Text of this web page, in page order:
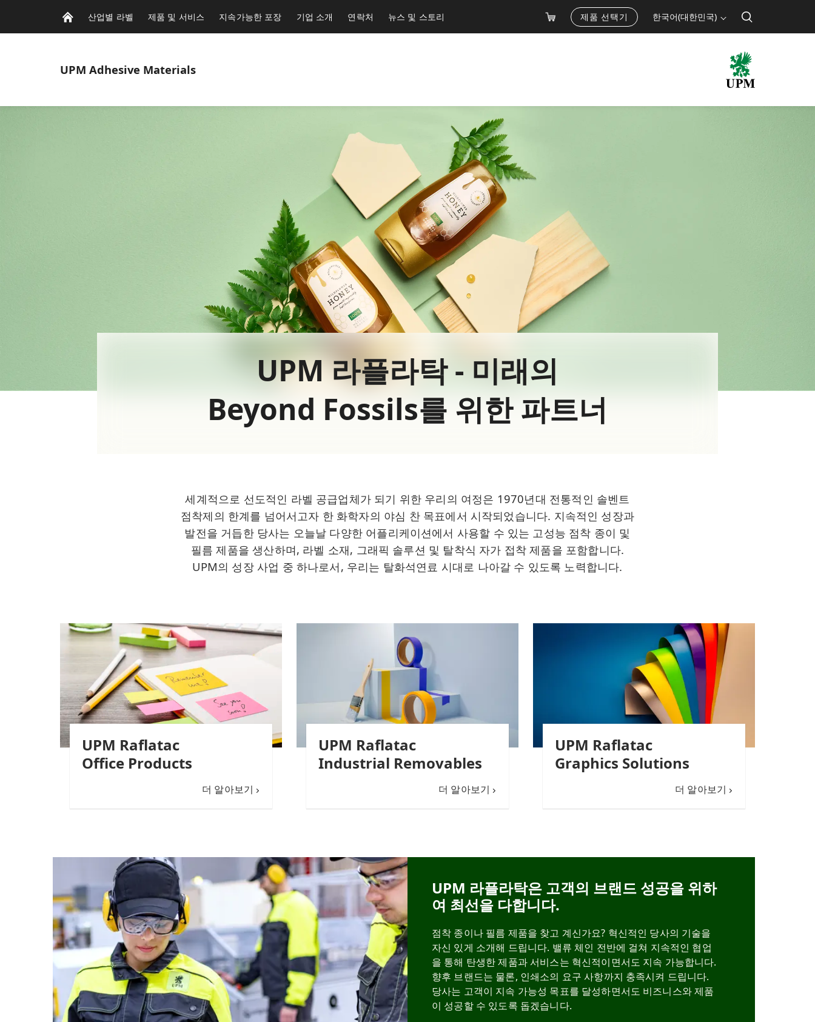
제품 선택기 한국어(대한민국)
산업별 라벨 제품 및 서비스 지속가능한 포장 기업 소개 연락처 뉴스 및 스토리
UPM Adhesive Materials
UPM 라플라탁 - 미래의
Beyond Fossils를 위한 파트너
세계적으로 선도적인 라벨 공급업체가 되기 위한 우리의 여정은 1970년대 전통적인 솔벤트
점착제의 한계를 넘어서고자 한 화학자의 야심 찬 목표에서 시작되었습니다. 지속적인 성장과
발전을 거듭한 당사는 오늘날 다양한 어플리케이션에서 사용할 수 있는 고성능 점착 종이 및
필름 제품을 생산하며, 라벨 소재, 그래픽 솔루션 및 탈착식 자가 접착 제품을 포함합니다.
UPM의 성장 사업 중 하나로서, 우리는 탈화석연료 시대로 나아갈 수 있도록 노력합니다.
UPM Raflatac
Office Products
더 알아보기
UPM Raflatac
Industrial Removables
더 알아보기
UPM Raflatac
Graphics Solutions
더 알아보기
UPM 라플라탁은 고객의 브랜드 성공을 위하
여 최선을 다합니다.
점착 종이나 필름 제품을 찾고 계신가요? 혁신적인 당사의 기술을
자신 있게 소개해 드립니다. 밸류 체인 전반에 걸쳐 지속적인 협업
을 통해 탄생한 제품과 서비스는 혁신적이면서도 지속 가능합니다.
향후 브랜드는 물론, 인쇄소의 요구 사항까지 충족시켜 드립니다.
당사는 고객이 지속 가능성 목표를 달성하면서도 비즈니스와 제품
이 성공할 수 있도록 돕겠습니다.